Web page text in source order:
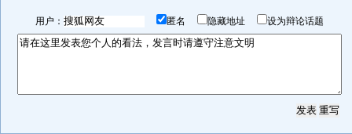
用户： 匿名 隐藏地址 设为辩论话题